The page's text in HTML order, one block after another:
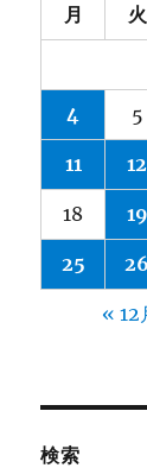
月 火
4 5
11 12
18 19
25 26
« 12
検索